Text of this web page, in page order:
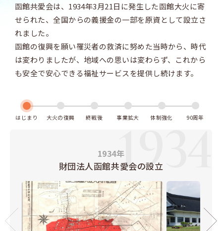
函館共愛会は、1934年3月21日に発生した函館大火に寄
せられた、全国からの義援金の一部を原資として設立さ
れました。
函館の復興を願い罹災者の救済に努めた当時から、時代
は変わりましたが、地域への思いは変わらず、これから
も安全で安心できる福祉サービスを提供し続けます。
はじまり 大火の復興 終戦後 事業拡大 体制強化 90周年
1934
1934年
財団法人函館共愛会の設立